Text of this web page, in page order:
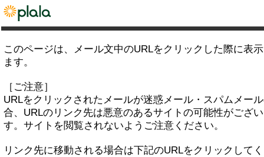
このページは、メール文中のURLをクリックした際に表
ます。
［ご注意］
URLをクリックされたメールが迷惑メール・スパムメー
合、URLのリンク先は悪意のあるサイトの可能性がござ
す。サイトを閲覧されないようご注意ください。
リンク先に移動される場合は下記のURLをクリックして